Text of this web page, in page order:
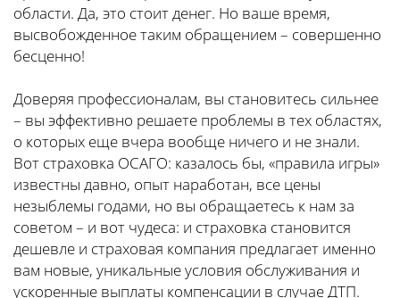
области. Да, это стоит денег. Но ваше время,
высвобожденное таким обращением – совершенно
бесценно!
Доверяя профессионалам, вы становитесь сильнее
– вы эффективно решаете проблемы в тех областях,
о которых еще вчера вообще ничего и не знали.
Вот страховка ОСАГО: казалось бы, «правила игры»
известны давно, опыт наработан, все цены
незыблемы годами, но вы обращаетесь к нам за
советом – и вот чудеса: и страховка становится
дешевле и страховая компания предлагает именно
вам новые, уникальные условия обслуживания и
ускоренные выплаты компенсации в случае ДТП.